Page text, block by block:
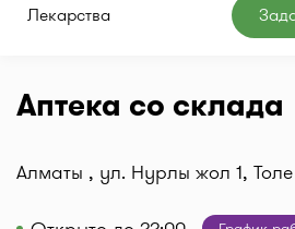
Лекарства
Аптека со склада
Алматы , ул. Нурлы жол 1, Толе